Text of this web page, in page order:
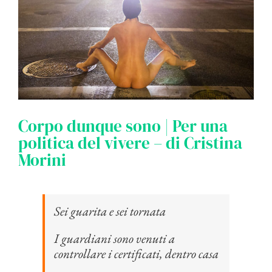
Corpo dunque sono | Per una
politica del vivere – di Cristina
Morini
Sei guarita e sei tornata
I guardiani sono venuti a
controllare i certificati, dentro casa